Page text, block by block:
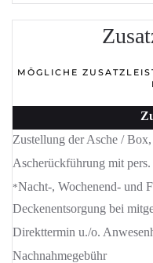
MÖGLICHE
Zustellung der Asche /
Ascherückführung mit
*Nacht-, Wochenend- und
Deckenentsorgung bei
Direkttermin u./o.
Nachnahmegebühr